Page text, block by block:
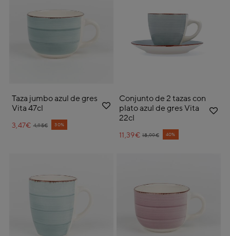
Taza jumbo azul de gres
Vita 47cl
Price reduced from
4,95€
to 30%
3,47€
Conjunto de 2 tazas con
plato azul de gres Vita
22cl
Price reduced from
18,99€
to 40%
11,39€